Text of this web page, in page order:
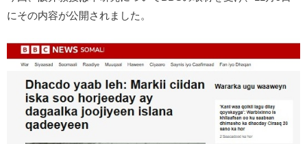
にその内容が公開されました。